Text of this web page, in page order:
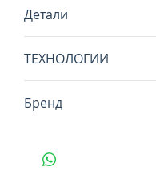
Детали
18°/30°с
ТЕХНОЛОГИИ
силиконовая резинка
Бренд
велоспорта,
Ездите ли Вы на